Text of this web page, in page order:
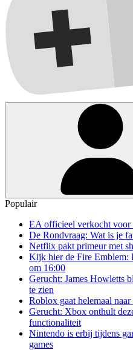
Populair
EA officieel verkocht voor
De Rondvraag: Wat is je
Netflix pakt primeur met
Kijk hier de Fire Emblem:
om 16:00
Gerucht: James Howletts
te zien
Roblox gaat helemaal
Gerucht: Xbox onthult
functionaliteit
Nintendo is erbij tijdens
games